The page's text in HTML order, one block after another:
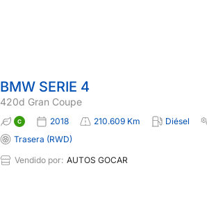
BMW SERIE 4
420d Gran Coupe
2018 210.609 Km Diésel
Trasera (RWD)
Vendido por: AUTOS GOCAR